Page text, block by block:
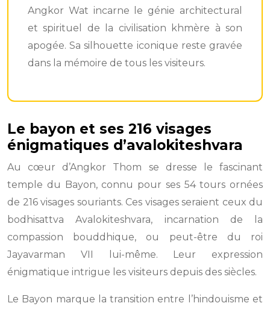
Angkor Wat incarne le génie architectural
et spirituel de la civilisation khmère à son
apogée. Sa silhouette iconique reste gravée
dans la mémoire de tous les visiteurs.
Le bayon et ses 216 visages
énigmatiques d’avalokiteshvara
Au cœur d’Angkor Thom se dresse le fascinant
temple du Bayon, connu pour ses 54 tours ornées
de 216 visages souriants. Ces visages seraient ceux du
bodhisattva Avalokiteshvara, incarnation de la
compassion bouddhique, ou peut-être du roi
Jayavarman VII lui-même. Leur expression
énigmatique intrigue les visiteurs depuis des siècles.
Le Bayon marque la transition entre l’hindouisme et